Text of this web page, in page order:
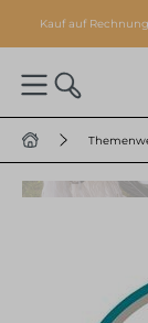
springen
Kauf auf